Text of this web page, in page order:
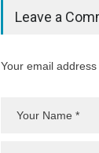
Leave a
Your email